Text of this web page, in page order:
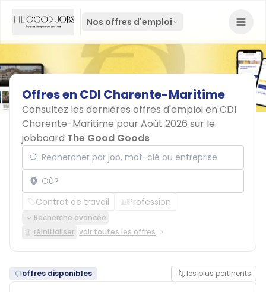
Nos offres d'emploi
Offresen CDI Charente-Maritime
Consultez les dernières offres d'emploi en CDI
Charente-Maritime pour Août 2026 sur le
jobboard The Good Goods
Rechercher par job, mot-clé ou entreprise
Localisation
Contrat de travail Profession
Recherche avancée
réinitialiser voir toutes les offres
offres disponibles les plus pertinents